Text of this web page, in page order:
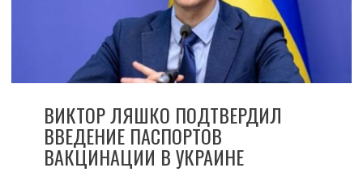
ВИКТОР ЛЯШКО ПОДТВЕРДИЛ
ВВЕДЕНИЕ ПАСПОРТОВ
ВАКЦИНАЦИИ В УКРАИНЕ